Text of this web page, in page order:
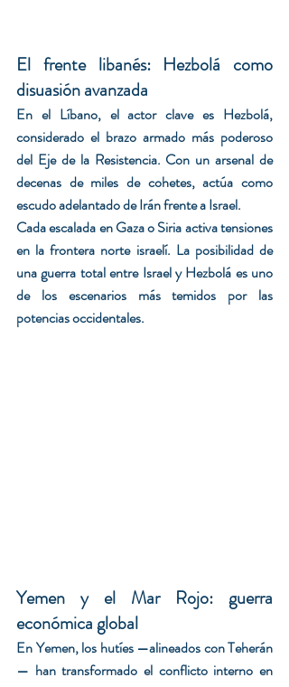
El frente libanés: Hezbolá como
disuasión avanzada
En el Líbano, el actor clave es Hezbolá,
considerado el brazo armado más poderoso
del Eje de la Resistencia. Con un arsenal de
decenas de miles de cohetes, actúa como
escudo adelantado de Irán frente a Israel.
Cada escalada en Gaza o Siria activa tensiones
en la frontera norte israelí. La posibilidad de
una guerra total entre Israel y Hezbolá es uno
de los escenarios más temidos por las
potencias occidentales.
Yemen y el Mar Rojo: guerra
económica global
En Yemen, los hutíes —alineados con Teherán
— han transformado el conflicto interno en